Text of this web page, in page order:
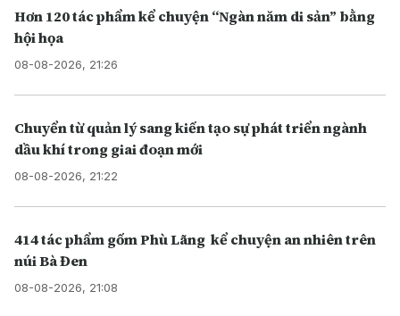
Hơn 120 tác phẩm kể chuyện “Ngàn năm di sản” bằng
hội họa
08-08-2026, 21:26
Chuyển từ quản lý sang kiến tạo sự phát triển ngành
dầu khí trong giai đoạn mới
08-08-2026, 21:22
414 tác phẩm gốm Phù Lãng kể chuyện an nhiên trên
núi Bà Đen
08-08-2026, 21:08